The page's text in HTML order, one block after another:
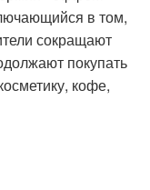
в том,
сокращают
покупать
кофе,